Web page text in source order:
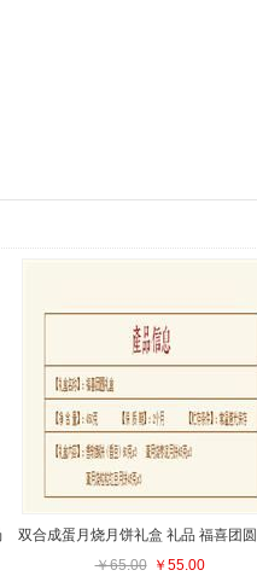
双合成蛋月烧月饼礼盒 礼品 福喜团
g 9个装 包邮
￥65.00 ￥55.00